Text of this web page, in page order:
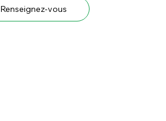
Renseignez-vous